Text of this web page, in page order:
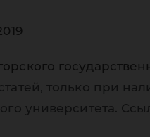
только при
университета.